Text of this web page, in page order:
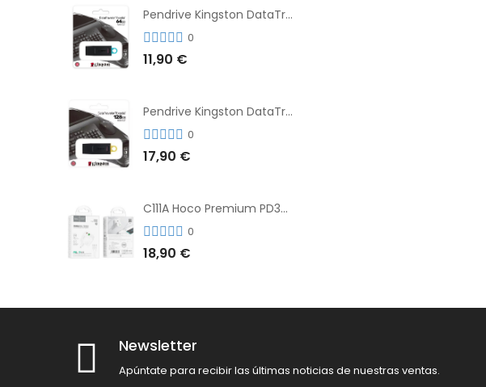
Pendrive Kingston DataTraveler® Exodia™ 64GB 3.2'
0
11,90 €
Pendrive Kingston DataTraveler® Exodia™ 128GB 3.2´
0
17,90 €
C111A Hoco Premium PD30W Adaptador de Carga Rápida Puerto Dual USB+Tipo C + Cable
0
18,90 €
Newsletter
Apúntate para recibir las últimas noticias de nuestras ventas.